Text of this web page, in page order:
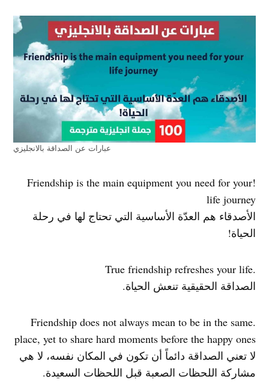
عبارات عن الصداقة بالانجليزي
!Friendship is the main equipment you need for your
life journey
الأصدقاء هم العدّة الأساسية التي تحتاج لها في رحلة
الحياة!
.True friendship refreshes your life
الصداقة الحقيقية تنعش الحياة.
.Friendship does not always mean to be in the same
place, yet to share hard moments before the happy ones
لا تعني الصداقة دائماً أن تكون في المكان نفسه، لا هي
مشاركة اللحظات الصعبة قبل اللحظات السعيدة.